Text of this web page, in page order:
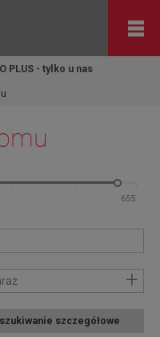
PLUS - tylko u nas
+
szczegółowe